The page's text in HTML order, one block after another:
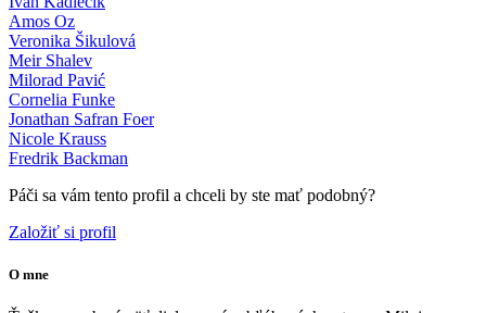
Amos Oz
Veronika Šikulová
Meir Shalev
Milorad Pavić
Cornelia Funke
Jonathan Safran Foer
Nicole Krauss
Fredrik Backman
Páči sa vám tento profil a chceli by ste mať podobný?
Založiť si profil
O mne